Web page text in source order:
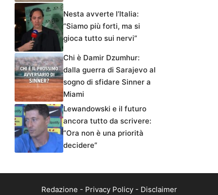
Nesta avverte l’Italia:
“Siamo più forti, ma si
gioca tutto sui nervi”
Chi è Damir Dzumhur:
dalla guerra di Sarajevo al
sogno di sfidare Sinner a
Miami
Lewandowski e il futuro
ancora tutto da scrivere:
“Ora non è una priorità
decidere”
Redazione - Privacy Policy- Disclaimer